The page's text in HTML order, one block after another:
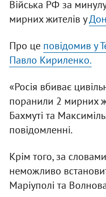
Війська РФ за
мирних жителів у
Про це повідомив у
Павло Кириленко.
«Росія вбиває
поранили 2 мирних
Бахмуті та
повідомленні.
Крім того, за
неможливо
Маріуполі та